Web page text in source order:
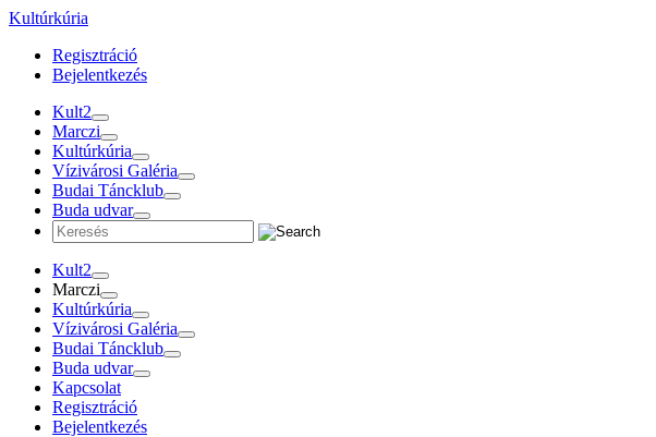
Tovább
tartalomra
Kultúrkúria
Regisztráció
Bejelentkezés
Kult2
Marczi
Kultúrkúria
Vízivárosi Galéria
Budai Táncklub
Buda udvar
Kult2
Marczi
Kultúrkúria
Vízivárosi Galéria
Budai Táncklub
Buda udvar
Kapcsolat
Regisztráció
Bejelentkezés